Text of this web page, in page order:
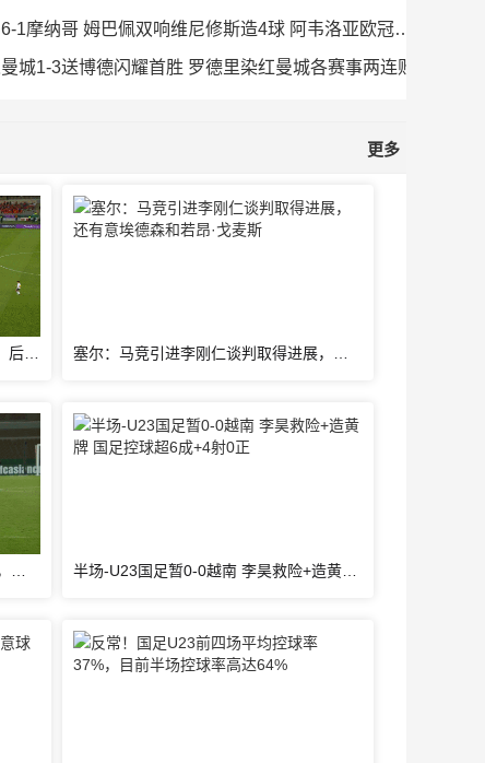
2026年01月21日 横扫！皇马6-1摩纳哥 姆巴佩双响维尼修斯造4球 阿韦洛亚欧冠首胜
城1-3送博德闪耀首胜 罗德里染红曼城各赛事两连败
更多